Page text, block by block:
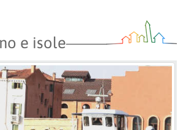
e isole